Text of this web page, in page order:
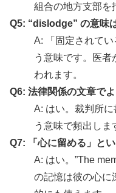
組合の地方支部を
Q5: “dislodge” の意味
A: 「固定されて
う意味です。医
われます。
Q6: 法律関係の文章で
A: はい。裁判所
う意味で頻出しま
Q7: 「心に留める」と
A: はい。”The
の記憶は彼の心に